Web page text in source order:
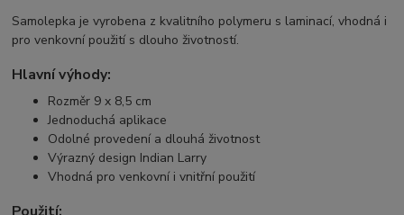
Samolepka je vyrobena z kvalitního polymeru s laminací, vhodná i
pro venkovní použití s dlouho životností.
Hlavní výhody:
Rozměr 9 x 8,5 cm
Jednoduchá aplikace
Odolné provedení a dlouhá životnost
Výrazný design Indian Larry
Vhodná pro venkovní i vnitřní použití